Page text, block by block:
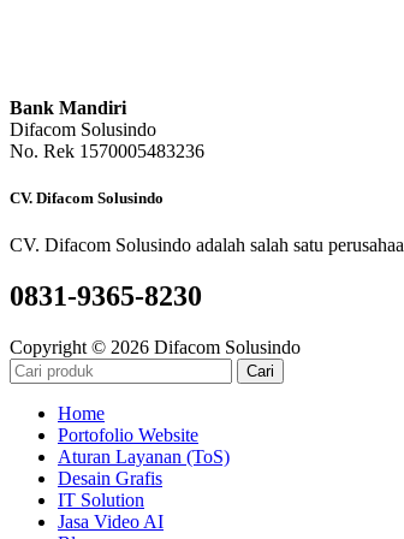
Bank Mandiri
Difacom Solusindo
No. Rek 1570005483236
CV. Difacom Solusindo
CV. Difacom Solusindo adalah salah satu
0831-9365-8230
Copyright © 2026 Difacom Solusindo
Cari
Home
Portofolio Website
Aturan Layanan (ToS)
Desain Grafis
IT Solution
Jasa Video AI